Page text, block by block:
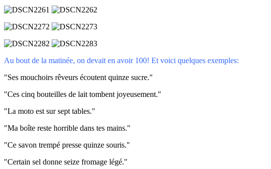
Au bout de la matinée, on devait en avoir 100! Et voici quelques exemples:
"Ses mouchoirs rêveurs écoutent quinze sucre."
"Ces cinq bouteilles de lait tombent joyeusement."
"La moto est sur sept tables."
"Ma boîte reste horrible dans tes mains."
"Ce savon trempé presse quinze souris."
"Certain sel donne seize fromage légé."